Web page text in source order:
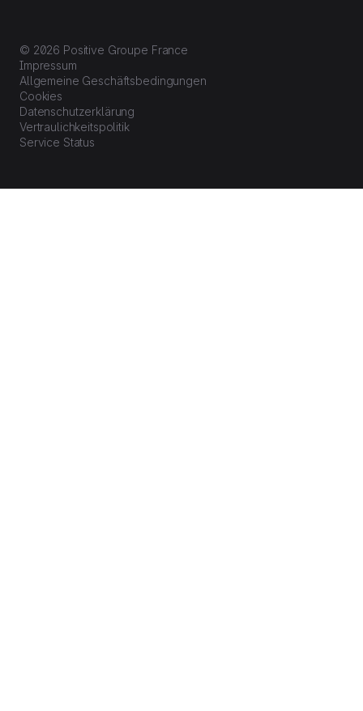
© 2026 Positive Groupe France
Impressum
Allgemeine Geschäftsbedingungen
Cookies
Datenschutzerklärung
Vertraulichkeitspolitik
Service Status